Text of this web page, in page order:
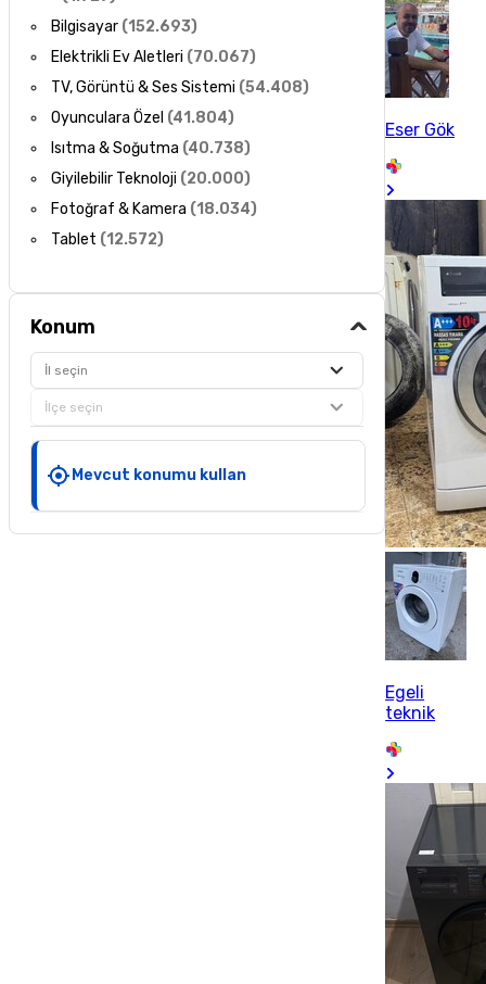
Bilgisayar (152.693)
Elektrikli Ev Aletleri (70.067)
TV, Görüntü & Ses Sistemi (54.408)
Oyunculara Özel (41.804)
Isıtma & Soğutma (40.738)
Giyilebilir Teknoloji (20.000)
Fotoğraf & Kamera (18.034)
Tablet (12.572)
Konum
İl seçin
İlçe seçin
Mevcut konumu kullan
Eser Gök
Egeli
teknik